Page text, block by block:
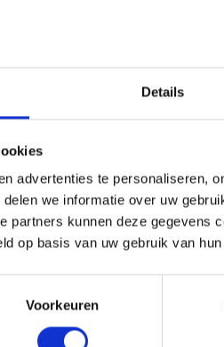
Details
advertenties te personaliseren,
we informatie over uw
partners kunnen deze gegevens
op basis van uw gebruik van
Voorkeuren